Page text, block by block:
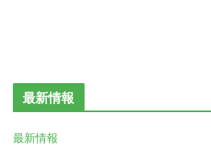
最新情報
最新情報